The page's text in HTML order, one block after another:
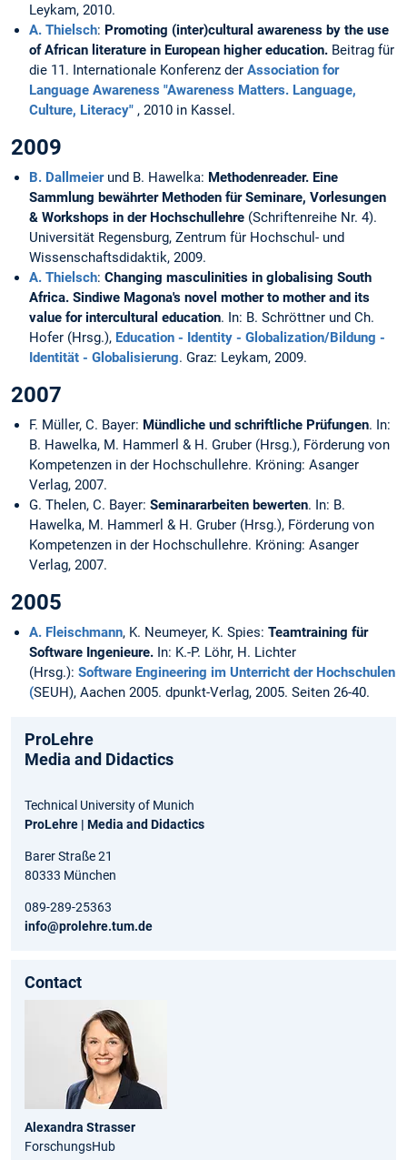
Leykam, 2010.
A. Thielsch: Promoting (inter)cultural awareness by the use
of African literature in European higher education. Beitrag für
die 11. Internationale Konferenz der Association for
Language Awareness "Awareness Matters. Language,
Culture, Literacy" , 2010 in Kassel.
2009
B. Dallmeierund B. Hawelka: Methodenreader. Eine
Sammlung bewährter Methoden für Seminare, Vorlesungen
& Workshops in der Hochschullehre (Schriftenreihe Nr. 4).
Universität Regensburg, Zentrum für Hochschul- und
Wissenschaftsdidaktik, 2009.
A. Thielsch: Changing masculinities in globalising South
Africa. Sindiwe Magona's novel mother to mother and its
value for intercultural education. In: B. Schröttner und Ch.
Hofer (Hrsg.), Education - Identity - Globalization/Bildung -
Identität - Globalisierung. Graz: Leykam, 2009.
2007
F. Müller, C. Bayer: Mündliche und schriftliche Prüfungen. In:
B. Hawelka, M. Hammerl & H. Gruber (Hrsg.), Förderung von
Kompetenzen in der Hochschullehre. Kröning: Asanger
Verlag, 2007.
G. Thelen, C. Bayer: Seminararbeiten bewerten. In: B.
Hawelka, M. Hammerl & H. Gruber (Hrsg.), Förderung von
Kompetenzen in der Hochschullehre. Kröning: Asanger
Verlag, 2007.
2005
A. Fleischmann, K. Neumeyer, K. Spies: Teamtraining für
Software Ingenieure. In: K.-P. Löhr, H. Lichter
(Hrsg.): Software Engineering im Unterricht der Hochschulen
(SEUH), Aachen 2005. dpunkt-Verlag, 2005. Seiten 26-40.
ProLehre
Media and Didactics
Technical University of Munich
ProLehre | Media and Didactics
Barer Straße 21
80333 München
089-289-25363
info@prolehre.tum.de
Contact
Alexandra Strasser
ForschungsHub